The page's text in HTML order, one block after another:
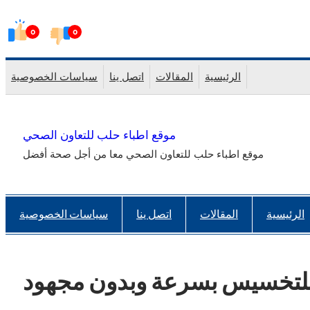
0 0
content
سياسات الخصوصية اتصل ينا المقالات الرئيسية
موقع اطباء حلب للتعاون الصحي
موقع اطباء حلب للتعاون الصحي معا من أجل صحة أفضل
سياسات الخصوصية اتصل ينا المقالات الرئيسية
بسرعة وبدون مجهود